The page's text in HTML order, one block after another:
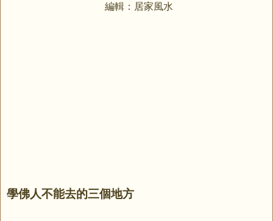
編輯：居家風水
學佛人不能去的三個地方